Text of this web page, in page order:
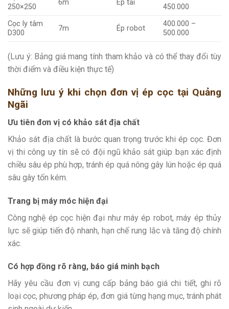
250×250
6m Ép tải
450.000
Cọc ly tâm
D300
7m Ép robot
400.000 –
500.000
(Lưu ý: Bảng giá mang tính tham khảo và có thể thay đổi tùy
thời điểm và điều kiện thực tế)
Những lưu ý khi chọn đơn vị ép cọc tại Quảng
Ngãi
Ưu tiên đơn vị có khảo sát địa chất
Khảo sát địa chất là bước quan trọng trước khi ép cọc. Đơn
vị thi công uy tín sẽ có đội ngũ khảo sát giúp bạn xác định
chiều sâu ép phù hợp, tránh ép quá nông gây lún hoặc ép quá
sâu gây tốn kém.
Trang bị máy móc hiện đại
Công nghệ ép cọc hiện đại như máy ép robot, máy ép thủy
lực sẽ giúp tiến độ nhanh, hạn chế rung lắc và tăng độ chính
xác.
Có hợp đồng rõ ràng, báo giá minh bạch
Hãy yêu cầu đơn vị cung cấp bảng báo giá chi tiết, ghi rõ
loại cọc, phương pháp ép, đơn giá từng hạng mục, tránh phát